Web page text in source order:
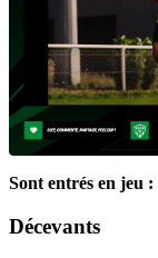
Sont entrés en jeu :
Décevants